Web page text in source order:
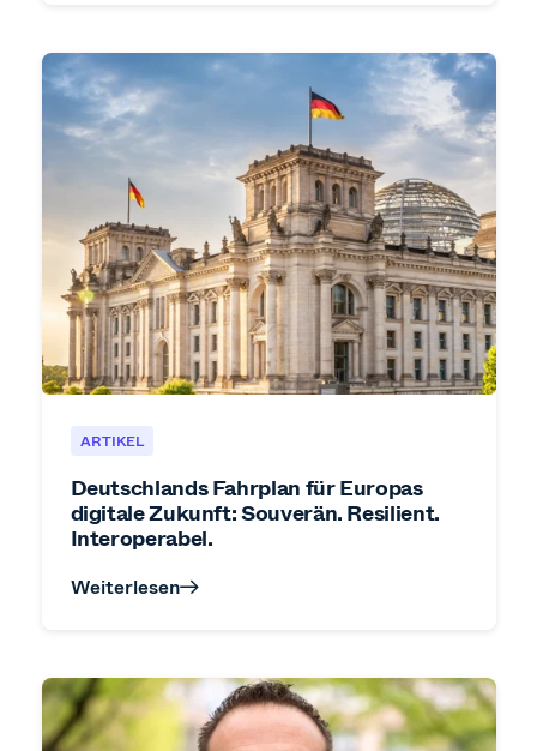
ARTIKEL
Deutschlands Fahrplan für Europas
digitale Zukunft: Souverän. Resilient.
Interoperabel.
Weiterlesen